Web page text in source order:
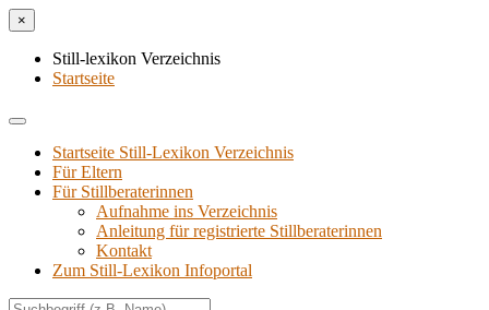
×
Still-lexikon Verzeichnis
Startseite
Startseite Still-Lexikon Verzeichnis
Für Eltern
Für Stillberaterinnen
Aufnahme ins Verzeichnis
Anlei­tung für regis­trier­te Stillberaterinnen
Kon­takt
Zum Still-Lexikon Infoportal